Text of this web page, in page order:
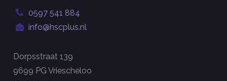
0597 541 884
info@hscplus.nl
Dorpsstraat 139
9699 PG Vriescheloo